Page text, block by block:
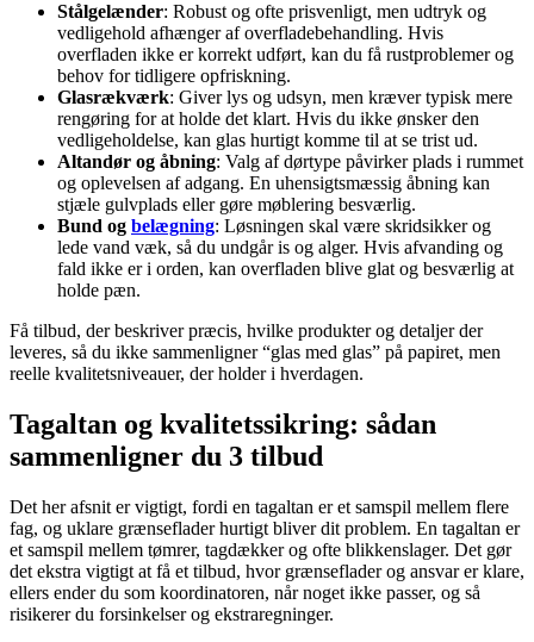
Stålgelænder: Robust og ofte prisvenligt, men udtryk og
vedligehold afhænger af overfladebehandling. Hvis
overfladen ikke er korrekt udført, kan du få rustproblemer og
behov for tidligere opfriskning.
Glasrækværk: Giver lys og udsyn, men kræver typisk mere
rengøring for at holde det klart. Hvis du ikke ønsker den
vedligeholdelse, kan glas hurtigt komme til at se trist ud.
Altandør og åbning: Valg af dørtype påvirker plads i rummet
og oplevelsen af adgang. En uhensigtsmæssig åbning kan
stjæle gulvplads eller gøre møblering besværlig.
Bund og belægning: Løsningen skal være skridsikker og
lede vand væk, så du undgår is og alger. Hvis afvanding og
fald ikke er i orden, kan overfladen blive glat og besværlig at
holde pæn.
Få tilbud, der beskriver præcis, hvilke produkter og detaljer der
leveres, så du ikke sammenligner “glas med glas” på papiret, men
reelle kvalitetsniveauer, der holder i hverdagen.
Tagaltan og kvalitetssikring: sådan
sammenligner du 3 tilbud
Det her afsnit er vigtigt, fordi en tagaltan er et samspil mellem flere
fag, og uklare grænseflader hurtigt bliver dit problem. En tagaltan er
et samspil mellem tømrer, tagdækker og ofte blikkenslager. Det gør
det ekstra vigtigt at få et tilbud, hvor grænseflader og ansvar er klare,
ellers ender du som koordinatoren, når noget ikke passer, og så
risikerer du forsinkelser og ekstraregninger.